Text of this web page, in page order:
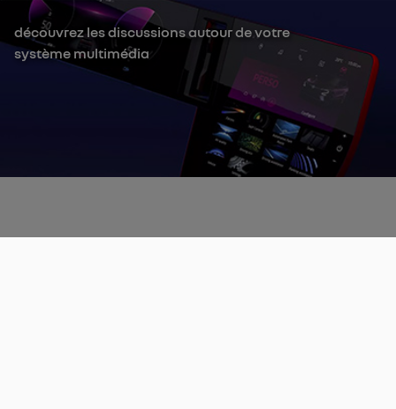
découvrez les discussions autour de votre
système multimédia